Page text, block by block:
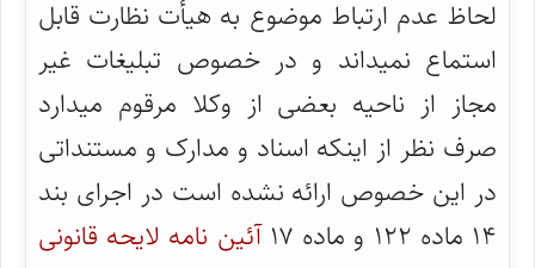
لحاظ عدم ارتباط موضوع به هیأت نظارت قابل
استماع نمیداند و در خصوص تبلیغات غیر
مجاز از ناحیه بعضی از وکلا مرقوم میدارد
صرف نظر از اینکه اسناد و مدارک و مستنداتی
در این خصوص ارائه نشده است در اجرای بند
۱۴ ماده ۱۲۲ و ماده ۱۷
آئین نامه لایحه قانونی